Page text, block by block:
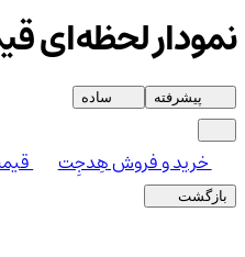
نمودار
پیشرفته ساده
خرید و فروش هِدجِت
بازگشت